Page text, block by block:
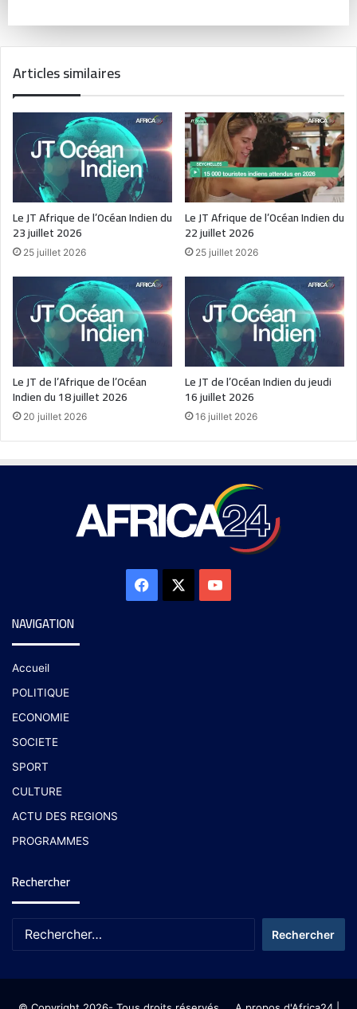
Articles similaires
Le JT Afrique de l’Océan Indien du
23 juillet 2026
25 juillet 2026
Le JT Afrique de l’Océan Indien du
22 juillet 2026
25 juillet 2026
Le JT de l’Afrique de l’Océan
Indien du 18 juillet 2026
20 juillet 2026
Le JT de l’Océan Indien du jeudi
16 juillet 2026
16 juillet 2026
NAVIGATION
Accueil
POLITIQUE
ECONOMIE
SOCIETE
SPORT
CULTURE
ACTU DES REGIONS
PROGRAMMES
Rechercher